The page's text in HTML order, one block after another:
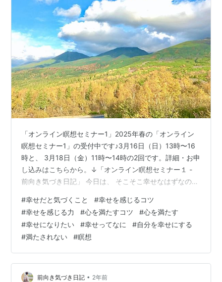
「オンライン瞑想セミナー1」2025年春の「オンライン
瞑想セミナー1」の受付中です♪3月16日（日）13時〜16
時と、 3月18日（金）11時〜14時の2回です。詳細・お申
し込みはこちらから。↓「オンライン瞑想セミナー１ -
前向き気づき日記」 今日は、 そこそこ幸せなはずなのに
す。 この理由も、解決方法もとてもシンプルです。 でも
普段あまりやっていない人が多いようです。 今日はわか
りやすくシンプルに書いてみました。 ぜひ参考にしてみ
てくださいね(^^) ・ 今日も冬の澄んだ太陽の光が輝く美
しい一日でした。 外は寒いぞ〜と思いながら出てみる
と…
#幸せだと気づくこと #幸せを感じるコツ
#幸せを感じる力 #心を満たすコツ #心を満たす
#幸せになりたい #幸せってなに #自分を幸せにする
#満たされない #瞑想
前向き気づき日記 • 2年前